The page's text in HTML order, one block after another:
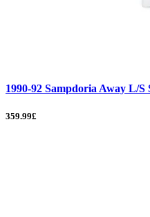
1990-92 Sampdoria Away L/
359.99£